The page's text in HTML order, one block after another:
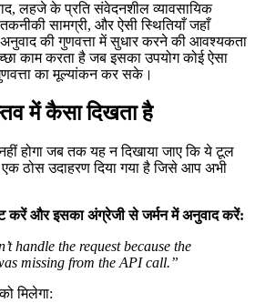
लहजे के प्रति संवेदनशील व्यावसायिक
सामग्री, और ऐसी स्थितियाँ जहाँ
की गुणवत्ता में सुधार करने की आवश्यकता
काम करता है जब इसका उपयोग कोई ऐसा
का मूल्यांकन कर सके।
में कैसा दिखता है
होगा जब तक यह न दिखाया जाए कि ये टूल
ठोस उदाहरण दिया गया है जिसे आप अभी
करें और इसका अंग्रेजी से जर्मन में अनुवाद करें:
handle the request because the
missing from the API call.”
मिलेगा: